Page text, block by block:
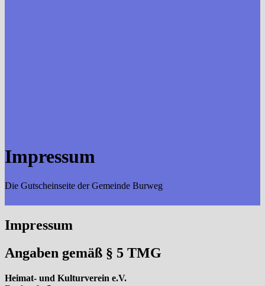
Impressum
Die Gutscheinseite der Gemeinde Burweg
Impressum
Angaben gemäß § 5 TMG
Heimat- und Kulturverein e.V.